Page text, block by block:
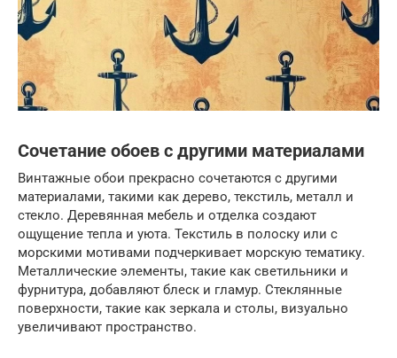
Сочетание обоев с другими материалами
Винтажные обои прекрасно сочетаются с другими
материалами, такими как дерево, текстиль, металл и
стекло. Деревянная мебель и отделка создают
ощущение тепла и уюта. Текстиль в полоску или с
морскими мотивами подчеркивает морскую тематику.
Металлические элементы, такие как светильники и
фурнитура, добавляют блеск и гламур. Стеклянные
поверхности, такие как зеркала и столы, визуально
увеличивают пространство.